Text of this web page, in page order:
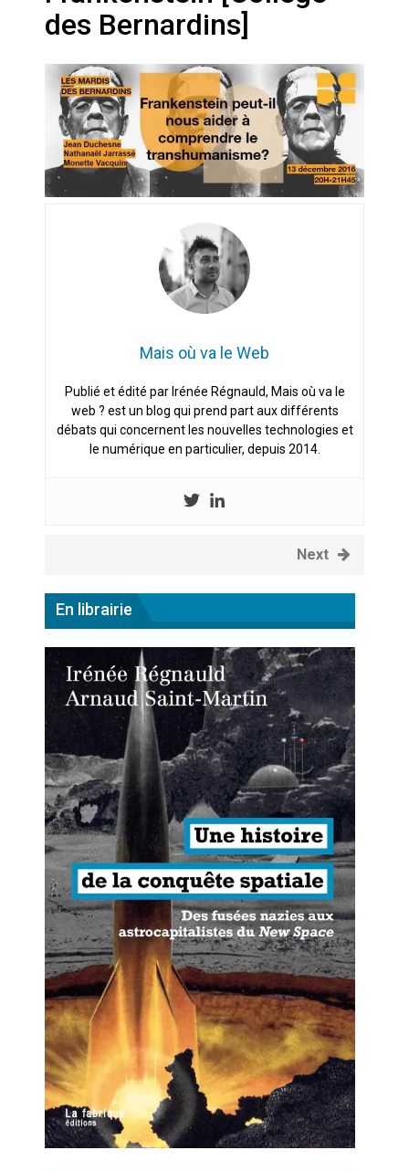
Artemis II : objectif nul
Quand Mistral veut moraliser le
pillage
Commentaire sur la polémique
des perroquets
Les syndicats, (tout) contre l’IA
En Seine-et-Marne, le projet de
Campus IA doit sortir des
champs : « On impose et copie
le gigantisme états-unien »
La vaste blague du macronisme
crypto-spatial
des Bernardins]
Mais où va le Web
Publié et édité par Irénée Régnauld, Mais où va le
web ? est un blog qui prend part aux différents
débats qui concernent les nouvelles technologies et
le numérique en particulier, depuis 2014.
Next
En librairie